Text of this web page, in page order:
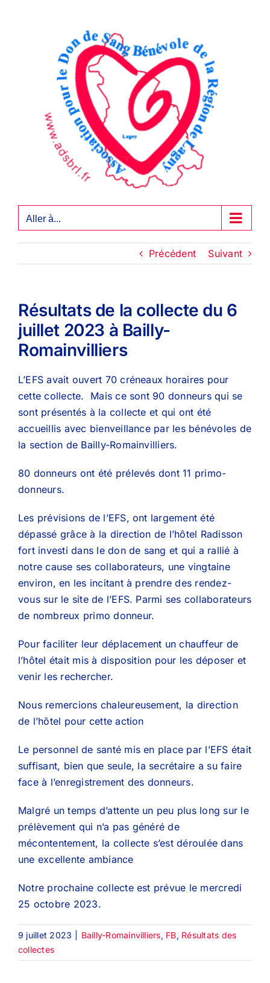
Aller à...
Précédent Suivant
Résultats de la collecte du 6
juillet 2023 à Bailly-
Romainvilliers
L’EFS avait ouvert 70 créneaux horaires pour
cette collecte. Mais ce sont 90 donneurs qui se
sont présentés à la collecte et qui ont été
accueillis avec bienveillance par les bénévoles de
la section de Bailly-Romainvilliers.
80 donneurs ont été prélevés dont 11 primo-
donneurs.
Les prévisions de l’EFS, ont largement été
dépassé grâce à la direction de l’hôtel Radisson
fort investi dans le don de sang et qui a rallié à
notre cause ses collaborateurs, une vingtaine
environ, en les incitant à prendre des rendez-
vous sur le site de l’EFS. Parmi ses collaborateurs
de nombreux primo donneur.
Pour faciliter leur déplacement un chauffeur de
l’hôtel était mis à disposition pour les déposer et
venir les rechercher.
Nous remercions chaleureusement, la direction
de l’hôtel pour cette action
Le personnel de santé mis en place par l’EFS était
suffisant, bien que seule, la secrétaire a su faire
face à l’enregistrement des donneurs.
Malgré un temps d’attente un peu plus long sur le
prélèvement qui n’a pas généré de
mécontentement, la collecte s’est déroulée dans
une excellente ambiance
Notre prochaine collecte est prévue le mercredi
25 octobre 2023.
9 juillet 2023 Bailly-Romainvilliers, FB, Résultats des
collectes